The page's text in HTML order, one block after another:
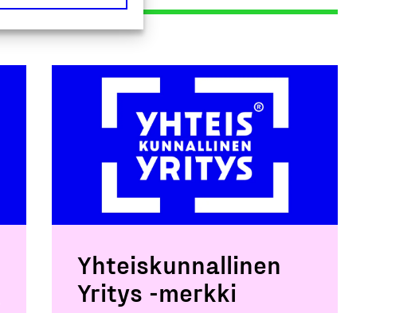
Yhteiskunnallinen
Yritys -merkki